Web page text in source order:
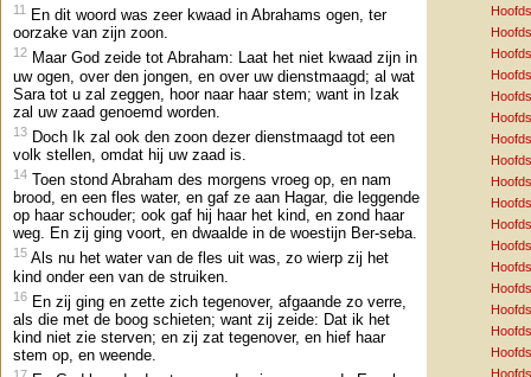
11
En dit woord was zeer kwaad in Abrahams ogen, ter
oorzake van zijn zoon.
12 Maar God zeide tot Abraham: Laat het niet kwaad zijn in
uw ogen, over den jongen, en over uw dienstmaagd; al wat
Sara tot u zal zeggen, hoor naar haar stem; want in Izak
zal uw zaad genoemd worden.
13 Doch Ik zal ook den zoon dezer dienstmaagd tot een
volk stellen, omdat hij uw zaad is.
14 Toen stond Abraham des morgens vroeg op, en nam
brood, en een fles water, en gaf ze aan Hagar, die leggende
op haar schouder; ook gaf hij haar het kind, en zond haar
weg. En zij ging voort, en dwaalde in de woestijn Ber-seba.
15 Als nu het water van de fles uit was, zo wierp zij het
kind onder een van de struiken.
16 En zij ging en zette zich tegenover, afgaande zo verre,
als die met de boog schieten; want zij zeide: Dat ik het
kind niet zie sterven; en zij zat tegenover, en hief haar
stem op, en weende.